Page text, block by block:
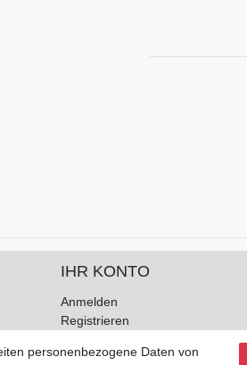
IHR KONTO
Anmelden
Registrieren
personenbezogene Daten von